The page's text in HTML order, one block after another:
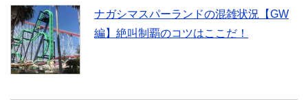
ナガシマスパーランドの混雑状況【GW
編】絶叫制覇のコツはここだ！